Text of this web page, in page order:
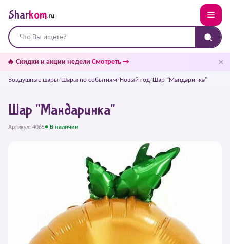
Sharkom.ru
🔥 Скидки и акции недели Смотреть → ✕
Воздушные шары/Шары по событиям/Новый год/Шар "Мандаринка"
Шар "Мандаринка"
Артикул: 4065● В наличии